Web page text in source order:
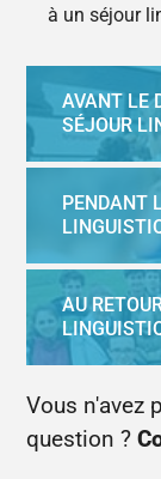
à un séjour
AVANT LE
SÉJOUR
PENDANT
AU
Vous n'avez
question ?